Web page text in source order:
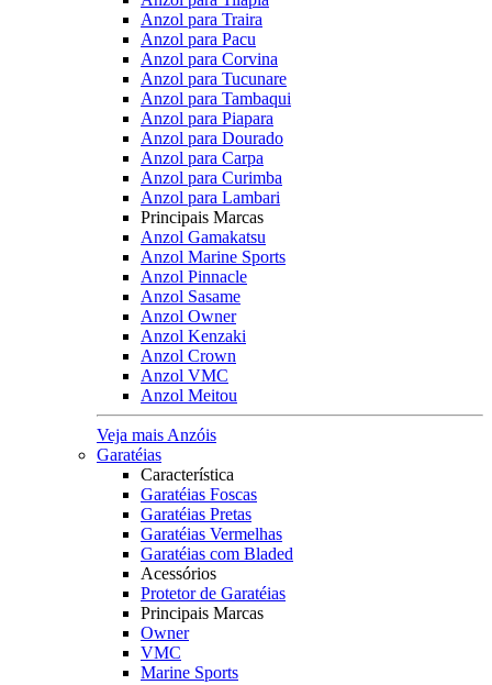
Anzol para Traira
Anzol para Pacu
Anzol para Corvina
Anzol para Tucunare
Anzol para Tambaqui
Anzol para Piapara
Anzol para Dourado
Anzol para Carpa
Anzol para Curimba
Anzol para Lambari
Principais Marcas
Anzol Gamakatsu
Anzol Marine Sports
Anzol Pinnacle
Anzol Sasame
Anzol Owner
Anzol Kenzaki
Anzol Crown
Anzol VMC
Anzol Meitou
Veja mais Anzóis
Garatéias
Característica
Garatéias Foscas
Garatéias Pretas
Garatéias Vermelhas
Garatéias com Bladed
Acessórios
Protetor de Garatéias
Principais Marcas
Owner
VMC
Marine Sports